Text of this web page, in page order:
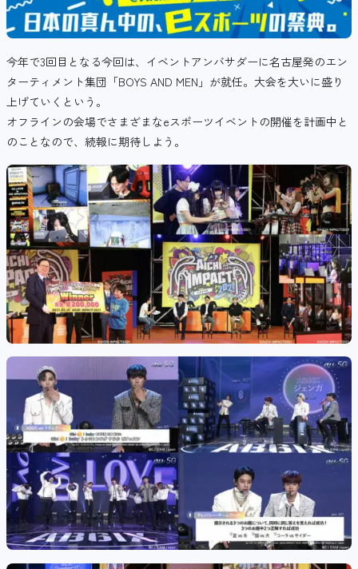
今年で3回目となる今回は、イベントアンバサダーに名古屋発のエン
ターティメント集団「BOYS AND MEN」が就任。大会を大いに盛り
上げていくという。
オフラインの会場でさまざまなeスポーツイベントの開催を計画中と
のことなので、続報に期待しよう。